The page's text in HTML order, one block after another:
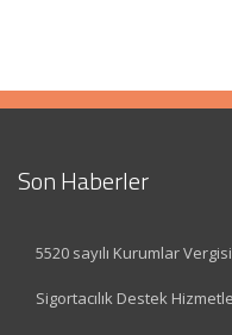
Son Haberler
5520 sayılı Kurumlar
Sigortacılık Destek